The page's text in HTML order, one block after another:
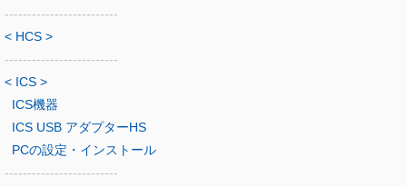
-------------------------
< HCS >
-------------------------
< ICS >
ICS機器
ICS USB アダプターHS
PCの設定・インストール
-------------------------